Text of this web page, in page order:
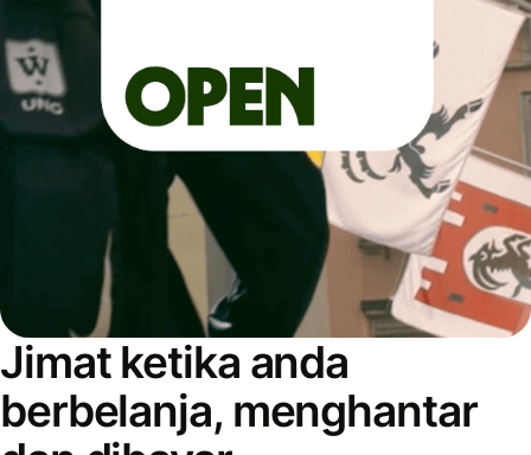
Jimat ketika anda
berbelanja, menghantar